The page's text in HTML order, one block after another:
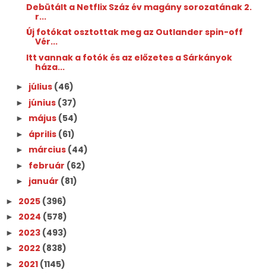
Debütált a Netflix Száz év magány sorozatának 2.
r...
Új fotókat osztottak meg az Outlander spin-off
Vér...
Itt vannak a fotók és az előzetes a Sárkányok
háza...
► július (46)
► június (37)
► május (54)
► április (61)
► március (44)
► február (62)
► január (81)
► 2025 (396)
► 2024 (578)
► 2023 (493)
► 2022 (838)
► 2021 (1145)